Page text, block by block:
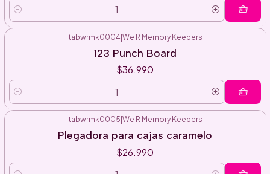
Cantidad
tabwrmk0004|We R Memory Keepers
123 Punch Board
$36.990
Cantidad
tabwrmk0005 We R Memory Keepers
Plegadora para cajas caramelo
$26.990